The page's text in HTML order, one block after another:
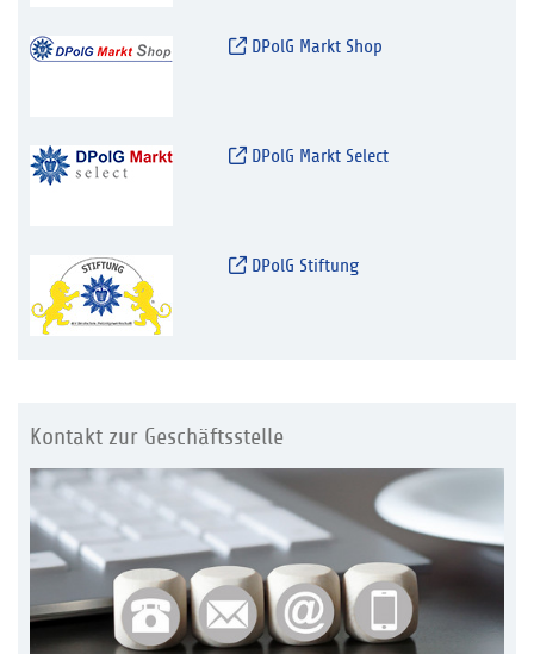
DPolG Markt Shop
DPolG Markt Select
DPolG Stiftung
Kontakt zur Geschäftsstelle